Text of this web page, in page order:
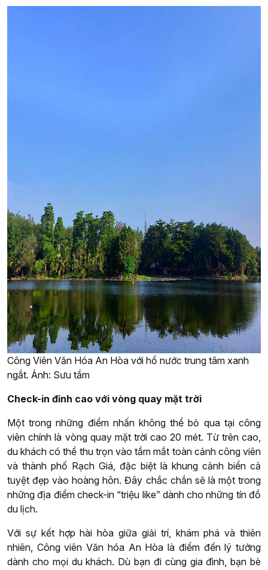
Công Viên Văn Hóa An Hòa với hồ nước trung tâm xanh
ngắt. Ảnh: Sưu tầm
Check-in đỉnh cao với vòng quay mặt trời
Một trong những điểm nhấn không thể bỏ qua tại công
viên chính là vòng quay mặt trời cao 20 mét. Từ trên cao,
du khách có thể thu trọn vào tầm mắt toàn cảnh công viên
và thành phố Rạch Giá, đặc biệt là khung cảnh biển cả
tuyệt đẹp vào hoàng hôn. Đây chắc chắn sẽ là một trong
những địa điểm check-in “triệu like” dành cho những tín đồ
du lịch.
Với sự kết hợp hài hòa giữa giải trí, khám phá và thiên
nhiên, Công viên Văn hóa An Hòa là điểm đến lý tưởng
dành cho mọi du khách. Dù bạn đi cùng gia đình, bạn bè